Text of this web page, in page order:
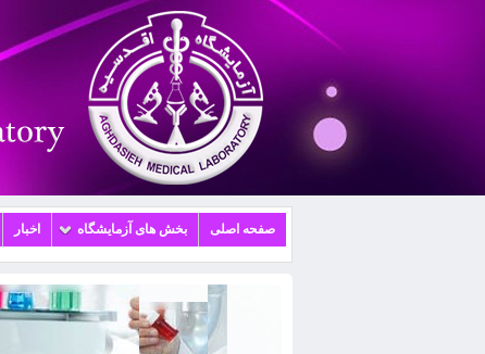
صفحه اصلی بخش های آزمایشگاه اخبار